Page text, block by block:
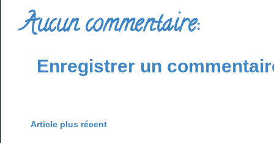
Aucun commentaire:
Enregistrer un
Article plus récent